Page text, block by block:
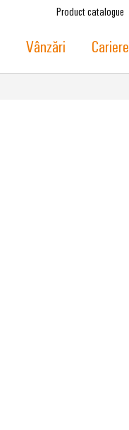
Product catalogue
Vânzări Cariere